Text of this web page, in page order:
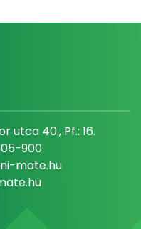
utca 40., Pf.: 16.
900
mate.hu